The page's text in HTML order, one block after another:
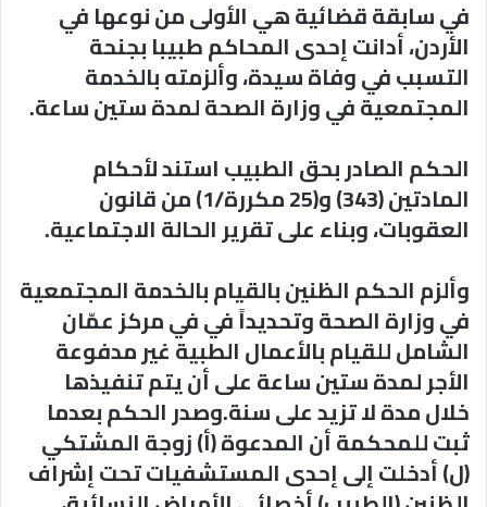
في سابقة قضائية هي الأولى من نوعها في
الأردن، أدانت إحدى المحاكم طبيبا بجنحة
التسبب في وفاة سيدة، وألزمته بالخدمة
المجتمعية في وزارة الصحة لمدة ستين ساعة.
الحكم الصادر بحق الطبيب استند لأحكام
المادتين (343) و(25 مكررة/1) من قانون
العقوبات، وبناء على تقرير الحالة الاجتماعية.
وألزم الحكم الظنين بالقيام بالخدمة المجتمعية
في وزارة الصحة وتحديداً في في مركز عمّان
الشامل للقيام بالأعمال الطبية غير مدفوعة
الأجر لمدة ستين ساعة على أن يتم تنفيذها
خلال مدة لا تزيد على سنة.وصدر الحكم بعدما
ثبت للمحكمة أن المدعوة (أ) زوجة المشتكي
(ل) أدخلت إلى إحدى المستشفيات تحت إشراف